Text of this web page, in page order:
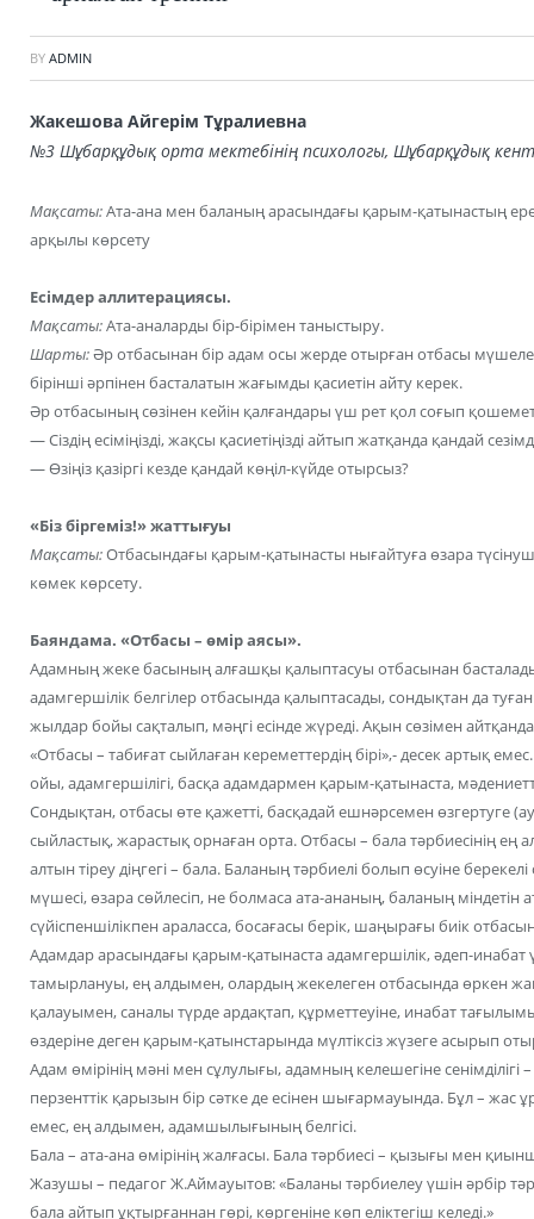
BY ADMIN
Жакешова Айгерім Тұралиевна
№3 Шұбарқұдық орта мектебінің психологы, Шұбарқұдық
Мақсаты:Ата-ана мен баланың арасындағы қарым-қатынастың
арқылы көрсету
Есімдер аллитерациясы.
Мақсаты:Ата-аналарды бір-бірімен таныстыру.
Шарты:Әр отбасынан бір адам осы жерде отырған отбасы
бірінші әрпінен басталатын жағымды қасиетін айту керек.
Әр отбасының сөзінен кейін қалғандары үш рет қол соғып
— Сіздің есіміңізді, жақсы қасиетіңізді айтып жатқанда қандай
— Өзіңіз қазіргі кезде қандай көңіл-күйде отырсыз?
«Біз біргеміз!» жаттығуы
Мақсаты:Отбасындағы қарым-қатынасты нығайтуға өзара
көмек көрсету.
Баяндама. «Отбасы – өмір аясы».
Адамның жеке басының алғашқы қалыптасуы отбасынан
адамгершілік белгілер отбасында қалыптасады, сондықтан да
жылдар бойы сақталып, мәңгі есінде жүреді. Ақын сөзімен
«Отбасы – табиғат сыйлаған кереметтердің бірі»,- десек артық
ойы, адамгершілігі, басқа адамдармен қарым-қатынаста,
Сондықтан, отбасы өте қажетті, басқадай ешнәрсемен өзгертуге
сыйластық, жарастық орнаған орта. Отбасы – бала тәрбиесінің
алтын тіреу діңгегі – бала. Баланың тәрбиелі болып өсуіне
мүшесі, өзара сөйлесіп, не болмаса ата-ананың, баланың міндетін
сүйіспеншілікпен араласса, босағасы берік, шаңырағы биік
Адамдар арасындағы қарым-қатынаста адамгершілік, әдеп-
тамырлануы, ең алдымен, олардың жекелеген отбасында өркен
қалауымен, саналы түрде ардақтап, құрметтеуіне, инабат
өздеріне деген қарым-қатынстарында мүлтіксіз жүзеге асырып
Адам өмірінің мәні мен сұлулығы, адамның келешегіне сенімділігі
перзенттік қарызын бір сәтке де есінен шығармауында. Бұл – жас
емес, ең алдымен, адамшылығының белгісі.
Бала – ата-ана өмірінің жалғасы. Бала тәрбиесі – қызығы мен
Жазушы – педагог Ж.Аймауытов: «Баланы тәрбиелеу үшін әрбір
бала айтып ұқтырғаннан гөрі, көргеніне көп еліктегіш келеді.»